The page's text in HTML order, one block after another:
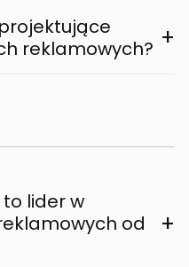
reklamowych? +
lider w
od
+